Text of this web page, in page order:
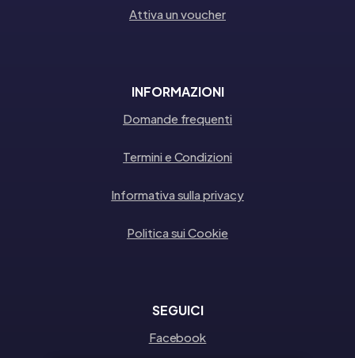
Attiva un voucher
INFORMAZIONI
Domande frequenti
Termini e Condizioni
Informativa sulla privacy
Politica sui Cookie
SEGUICI
Facebook